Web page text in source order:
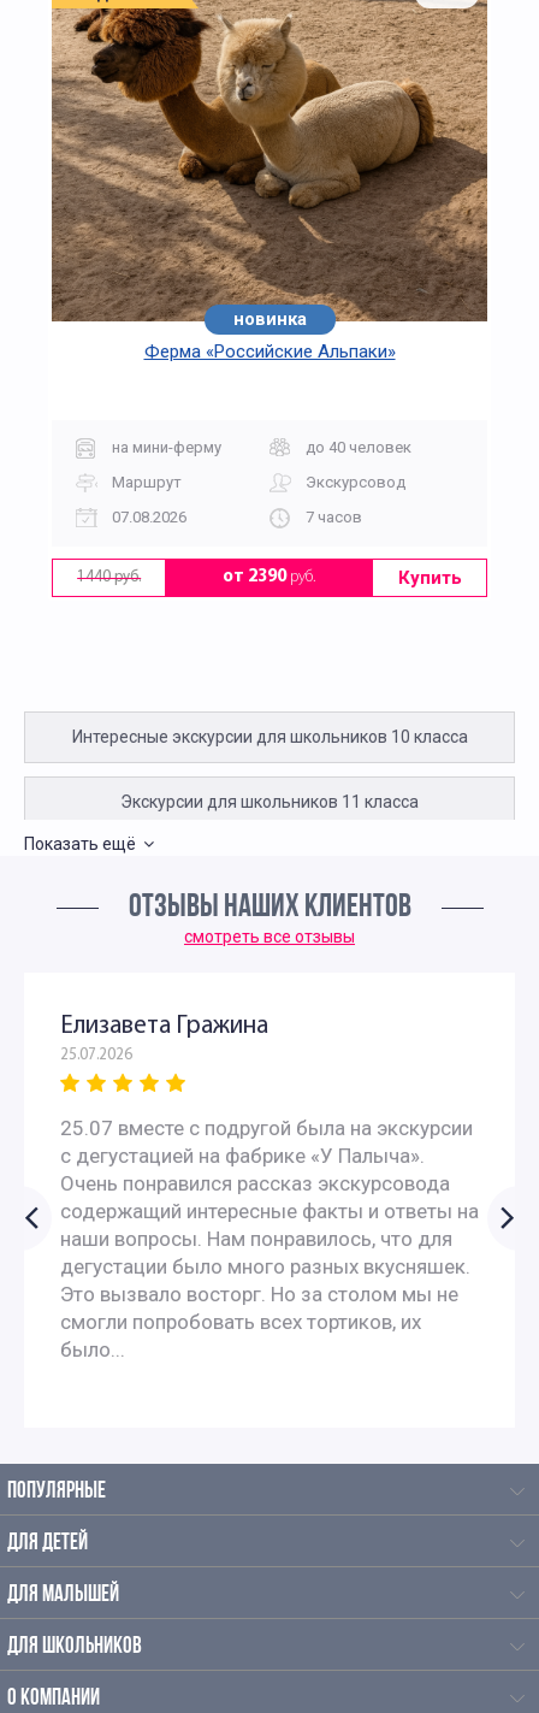
новинка
Ферма «Российские Альпаки»
на мини-ферму
до 40 человек
Маршрут
Экскурсовод
07.08.2026
7 часов
1440 руб. от 2390руб. Купить
Интересные экскурсии для школьников 10 класса
Экскурсии для школьников 11 класса
Москве
Экскурсии для школьников 7 класса в Москве
Автобусные экскурсии по Москве для школьников
Автобусные экскурсии для школьников средней школы
Интерактивные экскурсии для школьников в Москве
Однодневные экскурсии для школьников
Осенние экскурсии для школьников
Патриотические экскурсии для школьников в Москве
Показать ещё
ОТЗЫВЫ НАШИХ КЛИЕНТОВ
смотреть все отзывы
Елизавета Гражина
25.07.2026
25.07 вместе с подругой была на экскурсии
с дегустацией на фабрике «У Палыча».
Очень понравился рассказ экскурсовода
содержащий интересные факты и ответы на
наши вопросы. Нам понравилось, что для
дегустации было много разных вкусняшек.
Это вызвало восторг. Но за столом мы не
смогли попробовать всех тортиков, их
было...
ПОПУЛЯРНЫЕ
ДЛЯ ДЕТЕЙ
ДЛЯ МАЛЫШЕЙ
ДЛЯ ШКОЛЬНИКОВ
О КОМПАНИИ